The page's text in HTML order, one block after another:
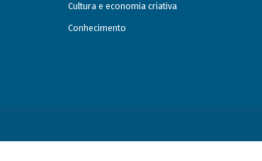
Cultura e economia criativa
Conhecimento